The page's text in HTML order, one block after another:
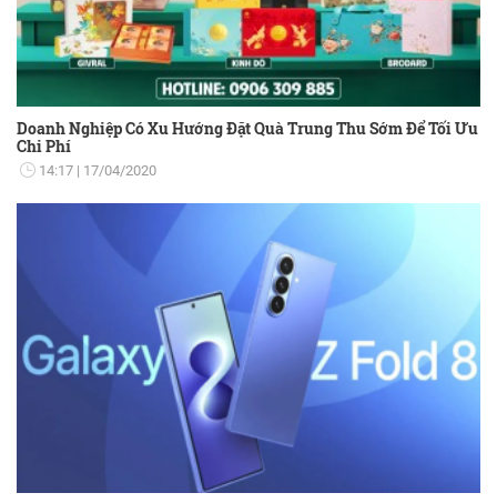
Doanh Nghiệp Có Xu Hướng Đặt Quà Trung Thu Sớm Để Tối Ưu
Chi Phí
14:17 17/04/2020